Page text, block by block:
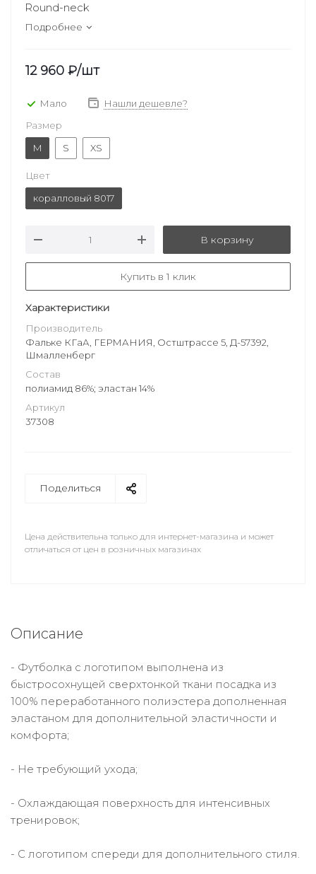
Round-neck
Подробнее
12 960 ₽/шт
Мало
Нашли дешевле?
Размер
M
S XS
Цвет
коралловый 8017
В корзину
Купить в 1 клик
Характеристики
Производитель
Фальке КГаА, ГЕРМАНИЯ, Остштрассе 5, Д-57392,
Шмалленберг
Состав
полиамид 86%; эластан 14%
Артикул
37308
Поделиться
Цена действительна только для интернет-магазина и может
отличаться от цен в розничных магазинах
Описание
- Футболка с логотипом выполнена из
быстросохнущей сверхтонкой ткани посадка из
100% переработанного полиэстера дополненная
эластаном для дополнительной эластичности и
комфорта;
- Не требующий ухода;
- Охлаждающая поверхность для интенсивных
тренировок;
- С логотипом спереди для дополнительного стиля.